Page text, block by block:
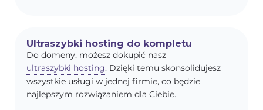
Ultraszybki hosting do kompletu
Do domeny, możesz dokupić nasz
ultraszybki hosting. Dzięki temu skonsolidujesz
wszystkie usługi w jednej firmie, co będzie
najlepszym rozwiązaniem dla Ciebie.